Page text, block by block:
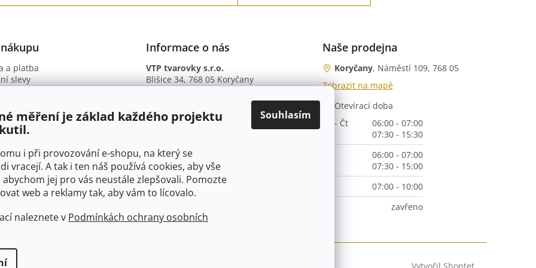
měření je základ každého projektu
i při provozování e-shopu, na který se
vracejí. A tak i ten náš používá cookies, aby vše
jej pro vás neustále zlepšovali. Pomozte
web a reklamy tak, aby vám to lícovalo.
naleznete v Podmínkách ochrany osobních
Souhlasím
a platba
slevy
ochrany osobních údajů
Informace o nás
VTP tvarovky s.r.o.
Blišice 34, 768 05 Koryčany
B. ú.: 2301934375/2010 (Fio banka)
Naše prodejna
Koryčany, Náměstí 109, 768 05
Zobrazit na mapě
Otevírací doba
Po - Čt
06:00 - 07:00
07:30 - 15:30
06:00 - 07:00
07:30 - 15:00
07:00 - 10:00
zavřeno